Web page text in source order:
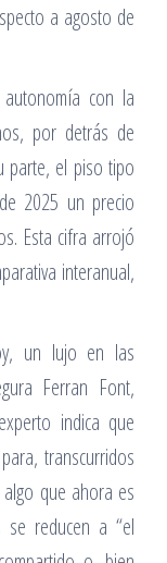
a agosto de
con la
por detrás de
parte, el piso tipo
2025 un precio
Esta cifra arrojó
interanual,
un lujo en las
Ferran Font,
indica que
transcurridos
que ahora es
se reducen a “el